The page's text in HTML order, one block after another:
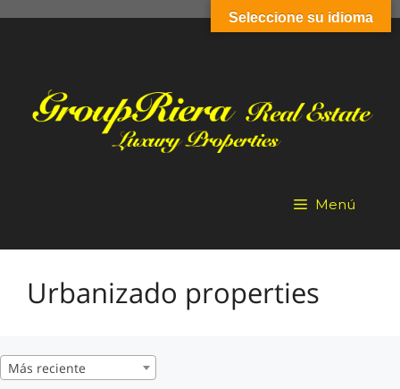
Menú
Urbanizado properties
Más reciente
Seleccione su idioma